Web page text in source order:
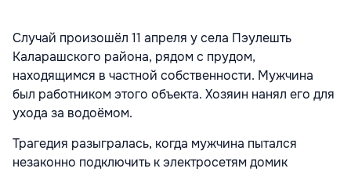
Случай произошёл 11 апреля у села Пэулешть
Каларашского района, рядом с прудом,
находящимся в частной собственности. Мужчина
был работником этого объекта. Хозяин нанял его для
ухода за водоёмом.
Трагедия разыгралась, когда мужчина пытался
незаконно подключить к электросетям домик